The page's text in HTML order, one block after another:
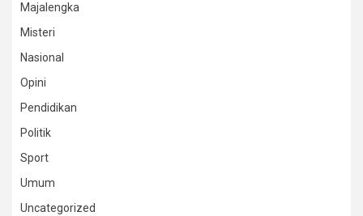
Majalengka
Misteri
Nasional
Opini
Pendidikan
Politik
Sport
Umum
Uncategorized